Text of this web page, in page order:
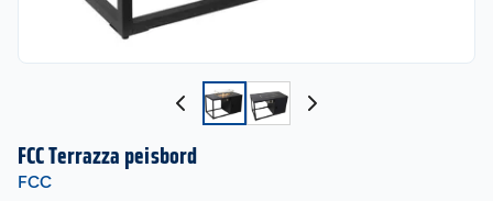
FCC Terrazza peisbord
FCC